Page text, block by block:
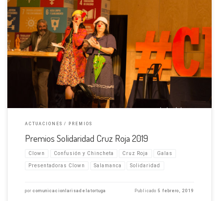
El mayor premio: hacer Clown en Salamanca entre tanta calidad
humana En esta gala de entrega de premios no nos llevamos ninguno y
sin embargo fuimos las más afortunadas por poder llevar nuestro humor
a personas tan generosas…¡Y les dimos […]
ACTUACIONES PREMIOS
Premios Solidaridad Cruz Roja 2019
Clown Confusión y Chincheta Cruz Roja Galas
Presentadoras Clown Salamanca Solidaridad
por comunicacionlarisadelatortuga Publicado5 febrero, 2019